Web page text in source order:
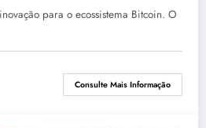
para o ecossistema Bitcoin. O
Consulte Mais Informação